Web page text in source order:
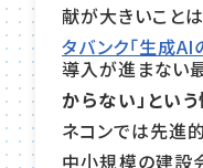
献が大きいことは
タバンク「生成AI
導入が進まない
からない」とい
ネコンでは先進
中小規模の建設